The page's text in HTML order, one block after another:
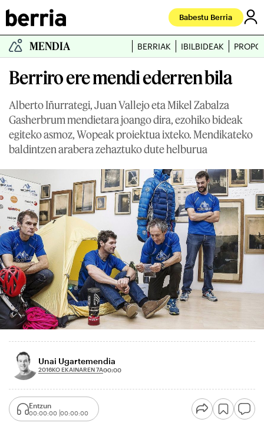
Babestu Berria
MENDIA BERRIAK IBILBIDEAK
Berriro ere mendi ederren bila
Alberto Iñurrategi, Juan Vallejo eta Mikel Zabalza
Gasherbrum mendietara joango dira, ezohiko bideak
egiteko asmoz, Wopeak proiektua ixteko. Mendikateko
baldintzen arabera zehaztuko dute helburua
Unai Ugartemendia
2016KO EKAINAREN 7A00:00
Entzun
00:00:00 00:00:00